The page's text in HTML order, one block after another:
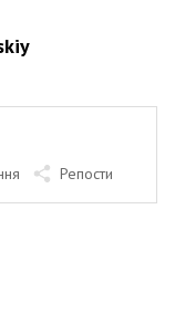
Репости